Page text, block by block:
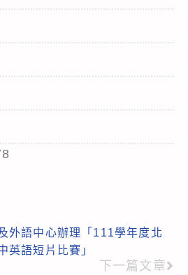
外語中心辦理「111學年度北
英語短片比賽」
下一篇文章